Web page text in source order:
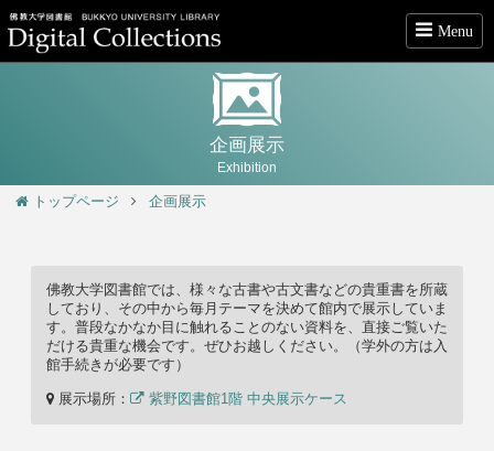
Menu
企画展示
Exhibition
トップページ 企画展示
佛教大学図書館では、様々な古書や古文書などの貴重書を所蔵
しており、その中から毎月テーマを決めて館内で展示していま
す。普段なかなか目に触れることのない資料を、直接ご覧いた
だける貴重な機会です。ぜひお越しください。（学外の方は入
館手続きが必要です）
展示場所： 紫野図書館1階 中央展示ケース